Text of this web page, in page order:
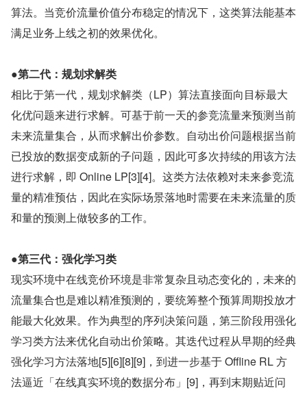
算法。当竞价流量价值分布稳定的情况下，这类算法能基本
满足业务上线之初的效果优化。
●第二代：规划求解类
相比于第一代，规划求解类（LP）算法直接面向目标最大
化优问题来进行求解。可基于前一天的参竞流量来预测当前
未来流量集合，从而求解出价参数。自动出价问题根据当前
已投放的数据变成新的子问题，因此可多次持续的用该方法
进行求解，即 Online LP[3][4]。这类方法依赖对未来参竞流
量的精准预估，因此在实际场景落地时需要在未来流量的质
和量的预测上做较多的工作。
●第三代：强化学习类
现实环境中在线竞价环境是非常复杂且动态变化的，未来的
流量集合也是难以精准预测的，要统筹整个预算周期投放才
能最大化效果。作为典型的序列决策问题，第三阶段用强化
学习类方法来优化自动出价策略。其迭代过程从早期的经典
强化学习方法落地[5][6][8][9]，到进一步基于 Offline RL 方
法逼近「在线真实环境的数据分布」[9]，再到末期贴近问